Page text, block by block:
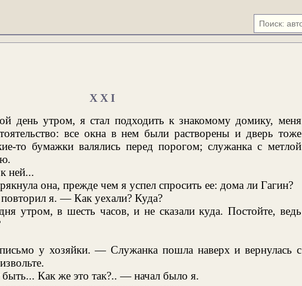
XXI
день утром, я стал подходить к знакомому домику, меня
все окна в нем были растворены и дверь тоже
то бумажки валялись перед порогом; служанка с метлой
ней...
она, прежде чем я успел спросить ее: дома ли Гагин?
я. — Как уехали? Куда?
утром, в шесть часов, и не сказали куда. Постойте, ведь
у хозяйки. — Служанка пошла наверх и вернулась с
Как же это так?.. — начал было я.